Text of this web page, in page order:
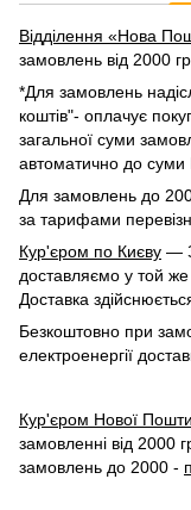
Відділення «Нова
замовлень від 2000
*Для замовлень
коштів"- оплачує
загальної суми
автоматично до
Для замовлень до
за тарифами
Кур'єром по Києву —
доставляємо у той
Доставка
Безкоштовно при
електроенергії
Кур'єром Нової Пошти
замовленні від 2000
замовлень до 2000 -